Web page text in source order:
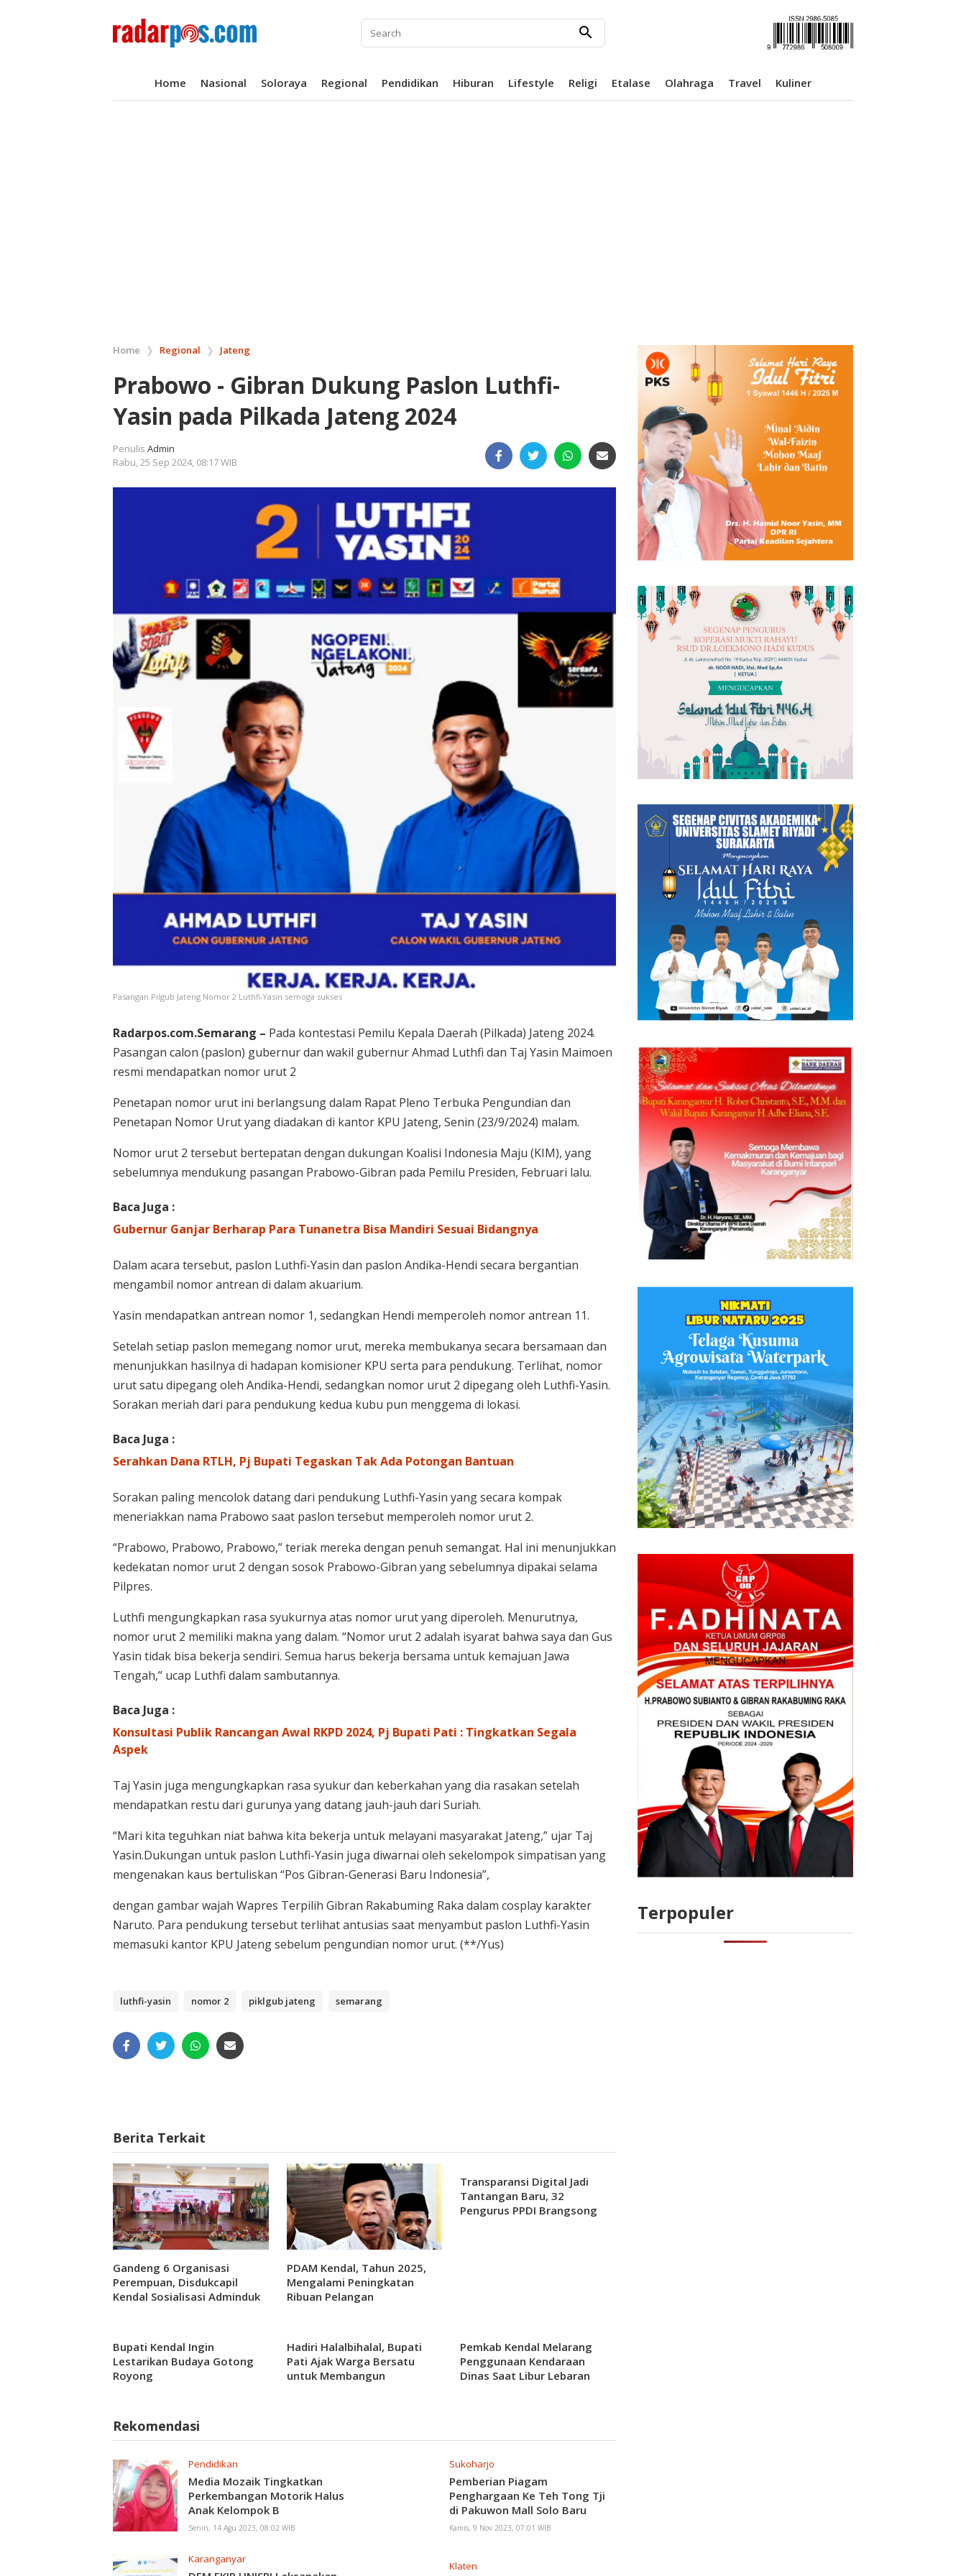
search
Home Nasional Soloraya Regional Pendidikan Hiburan Lifestyle Religi Etalase Olahraga Travel Kuliner
Home ❯ Regional ❯ Jateng
Prabowo - Gibran Dukung Paslon Luthfi-
Yasin pada Pilkada Jateng 2024
Penulis Admin
Rabu, 25 Sep 2024, 08:17 WIB
Pasangan Pilgub Jateng Nomor 2 Luthfi-Yasin semoga sukses
Radarpos.com.Semarang – Pada kontestasi Pemilu Kepala Daerah (Pilkada) Jateng 2024.
Pasangan calon (paslon) gubernur dan wakil gubernur Ahmad Luthfi dan Taj Yasin Maimoen
resmi mendapatkan nomor urut 2
Penetapan nomor urut ini berlangsung dalam Rapat Pleno Terbuka Pengundian dan
Penetapan Nomor Urut yang diadakan di kantor KPU Jateng, Senin (23/9/2024) malam.
Nomor urut 2 tersebut bertepatan dengan dukungan Koalisi Indonesia Maju (KIM), yang
sebelumnya mendukung pasangan Prabowo-Gibran pada Pemilu Presiden, Februari lalu.
Baca Juga :
Gubernur Ganjar Berharap Para Tunanetra Bisa Mandiri Sesuai Bidangnya
Dalam acara tersebut, paslon Luthfi-Yasin dan paslon Andika-Hendi secara bergantian
mengambil nomor antrean di dalam akuarium.
Yasin mendapatkan antrean nomor 1, sedangkan Hendi memperoleh nomor antrean 11.
Setelah setiap paslon memegang nomor urut, mereka membukanya secara bersamaan dan
menunjukkan hasilnya di hadapan komisioner KPU serta para pendukung. Terlihat, nomor
urut satu dipegang oleh Andika-Hendi, sedangkan nomor urut 2 dipegang oleh Luthfi-Yasin.
Sorakan meriah dari para pendukung kedua kubu pun menggema di lokasi.
Baca Juga :
Serahkan Dana RTLH, Pj Bupati Tegaskan Tak Ada Potongan Bantuan
Sorakan paling mencolok datang dari pendukung Luthfi-Yasin yang secara kompak
meneriakkan nama Prabowo saat paslon tersebut memperoleh nomor urut 2.
“Prabowo, Prabowo, Prabowo,” teriak mereka dengan penuh semangat. Hal ini menunjukkan
kedekatan nomor urut 2 dengan sosok Prabowo-Gibran yang sebelumnya dipakai selama
Pilpres.
Luthfi mengungkapkan rasa syukurnya atas nomor urut yang diperoleh. Menurutnya,
nomor urut 2 memiliki makna yang dalam. “Nomor urut 2 adalah isyarat bahwa saya dan Gus
Yasin tidak bisa bekerja sendiri. Semua harus bekerja bersama untuk kemajuan Jawa
Tengah,” ucap Luthfi dalam sambutannya.
Baca Juga :
Konsultasi Publik Rancangan Awal RKPD 2024, Pj Bupati Pati : Tingkatkan Segala
Aspek
Taj Yasin juga mengungkapkan rasa syukur dan keberkahan yang dia rasakan setelah
mendapatkan restu dari gurunya yang datang jauh-jauh dari Suriah.
“Mari kita teguhkan niat bahwa kita bekerja untuk melayani masyarakat Jateng,” ujar Taj
Yasin.Dukungan untuk paslon Luthfi-Yasin juga diwarnai oleh sekelompok simpatisan yang
mengenakan kaus bertuliskan “Pos Gibran-Generasi Baru Indonesia”,
dengan gambar wajah Wapres Terpilih Gibran Rakabuming Raka dalam cosplay karakter
Naruto. Para pendukung tersebut terlihat antusias saat menyambut paslon Luthfi-Yasin
memasuki kantor KPU Jateng sebelum pengundian nomor urut. (**/Yus)
luthfi-yasin nomor 2 piklgub jateng semarang
Berita Terkait
Gandeng 6 Organisasi
Perempuan, Disdukcapil
Kendal Sosialisasi Adminduk
PDAM Kendal, Tahun 2025,
Mengalami Peningkatan
Ribuan Pelangan
Transparansi Digital Jadi
Tantangan Baru, 32
Pengurus PPDI Brangsong
Bupati Kendal Ingin
Lestarikan Budaya Gotong
Royong
Hadiri Halalbihalal, Bupati
Pati Ajak Warga Bersatu
untuk Membangun
Pemkab Kendal Melarang
Penggunaan Kendaraan
Dinas Saat Libur Lebaran
Rekomendasi
Pendidikan
Media Mozaik Tingkatkan
Perkembangan Motorik Halus
Anak Kelompok B
Senin, 14 Agu 2023, 08:02 WIB
Sukoharjo
Pemberian Piagam
Penghargaan Ke Teh Tong Tji
di Pakuwon Mall Solo Baru
Kamis, 9 Nov 2023, 07:01 WIB
Karanganyar
Klaten
Terpopuler